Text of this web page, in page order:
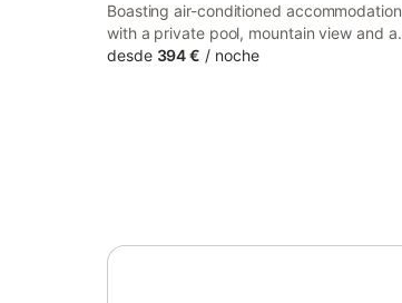
Boasting air-conditioned accommodation
with a private pool, mountain view and a
balcony, La Casa De La Pedriza is
desde 394 € / noche